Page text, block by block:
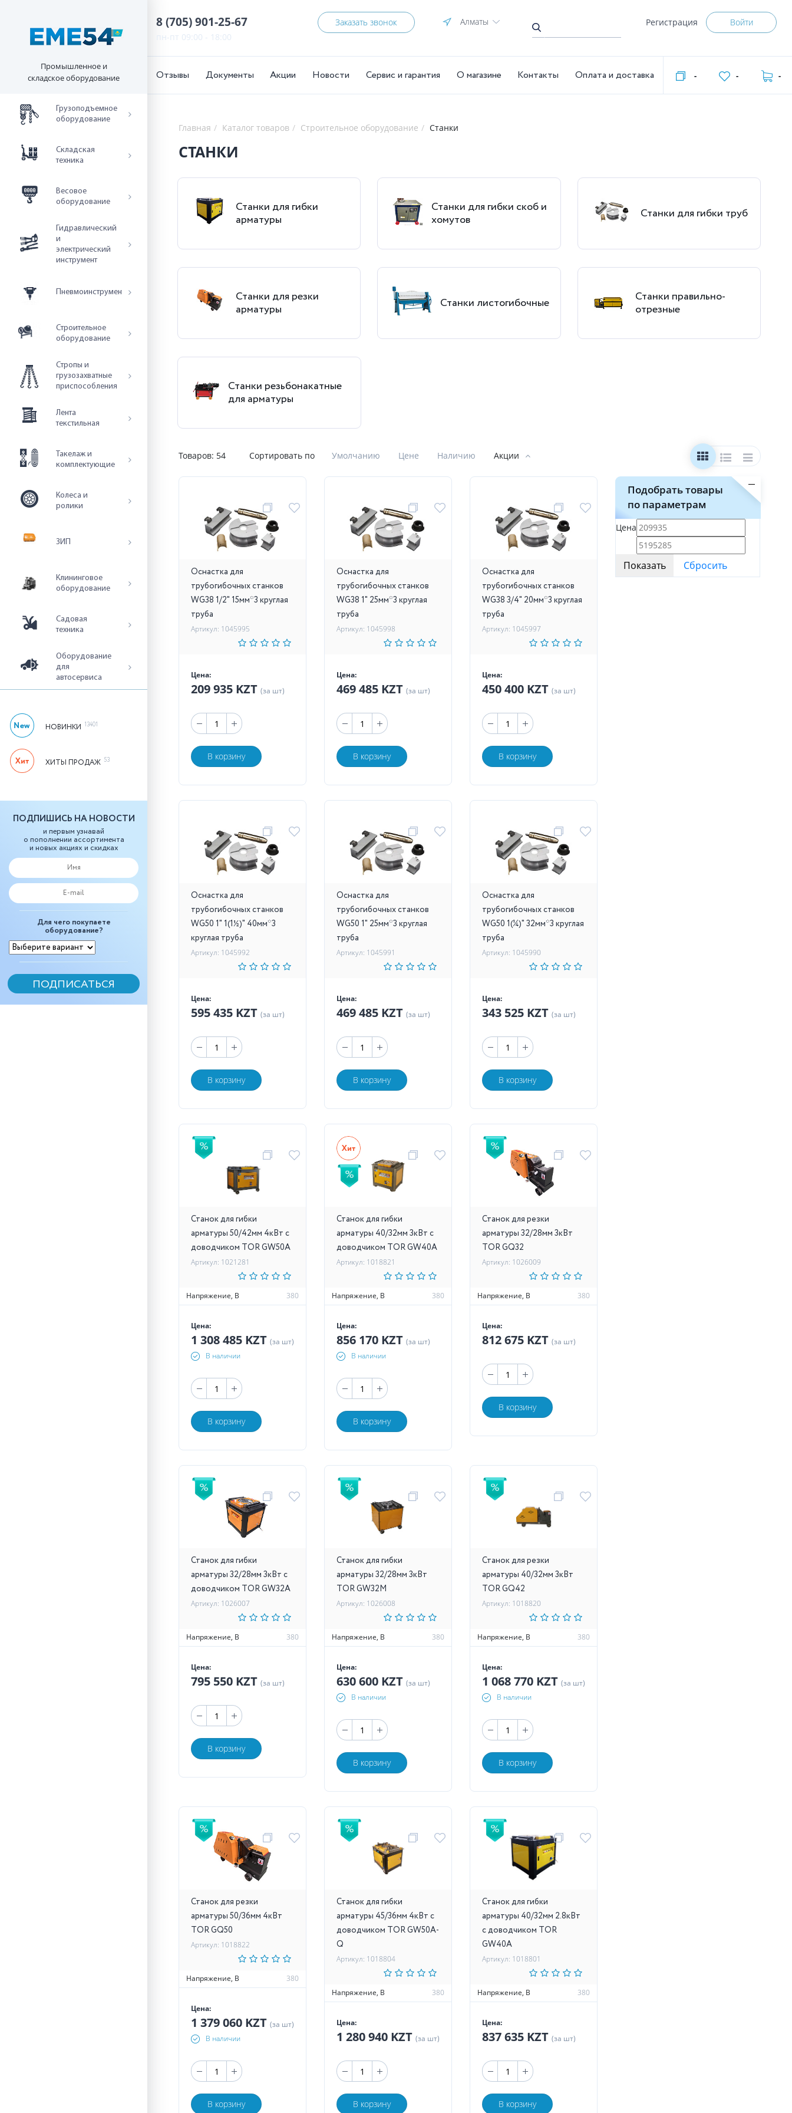
Промышленное и
складское оборудование
Грузоподъемное
оборудование
Складская
техника
Весовое
оборудование
Гидравлический
и
электрический
инструмент
Пневмоинструмент
Строительное
оборудование
Стропы и
грузозахватные
приспособления
Лента
текстильная
Такелаж и
комплектующие
Колеса и
ролики
ЗИП
Клининговое
оборудование
Садовая
техника
Оборудование
для
автосервиса
НОВИНКИ 13401
ХИТЫ ПРОДАЖ 53
ПОДПИШИСЬ НА НОВОСТИ
и первым узнавай
о пополнении ассортимента
и новых акциях и скидках
Для чего покупаете
оборудование?
8 (705) 901-25-67
пн-пт 09:00 - 18:00
Заказать звонок Алматы Регистрация Войти
Отзывы Документы Акции Новости Сервис и гарантия О магазине Контакты Оплата и доставка - - -
Главная Каталог товаров Строительное оборудование Станки
СТАНКИ
Станки для гибки
арматуры
Станки для гибки скоб и
хомутов
Станки для гибки труб
Станки для резки
арматуры
Станки листогибочные
Станки правильно-
отрезные
Станки резьбонакатные
для арматуры
Товаров: 54 Сортировать по Умолчанию Цене Наличию Акции
Подобрать товары
по параметрам
Цена
Оснастка для
трубогибочных станков
WG38 1/2" 15мм*3 круглая
труба
Артикул: 1045995
Цена:
209 935 KZT (за шт)
В корзину
Оснастка для
трубогибочных станков
WG38 1" 25мм*3 круглая
труба
Артикул: 1045998
Цена:
469 485 KZT (за шт)
В корзину
Оснастка для
трубогибочных станков
WG38 3/4" 20мм*3 круглая
труба
Артикул: 1045997
Цена:
450 400 KZT (за шт)
В корзину
Оснастка для
трубогибочных станков
WG50 1" 1(1½)" 40мм*3
круглая труба
Артикул: 1045992
Цена:
595 435 KZT (за шт)
В корзину
Оснастка для
трубогибочных станков
WG50 1" 25мм*3 круглая
труба
Артикул: 1045991
Цена:
469 485 KZT (за шт)
В корзину
Оснастка для
трубогибочных станков
WG50 1(¼)" 32мм*3 круглая
труба
Артикул: 1045990
Цена:
343 525 KZT (за шт)
В корзину
Станок для гибки
арматуры 50/42мм 4кВт с
доводчиком TOR GW50A
Артикул: 1021281
Напряжение, В 380
Цена:
1 308 485 KZT (за шт)
В наличии
В корзину
Станок для гибки
арматуры 40/32мм 3кВт с
доводчиком TOR GW40A
Артикул: 1018821
Напряжение, В 380
Цена:
856 170 KZT (за шт)
В наличии
В корзину
Станок для резки
арматуры 32/28мм 3кВт
TOR GQ32
Артикул: 1026009
Напряжение, В 380
Цена:
812 675 KZT (за шт)
В корзину
Станок для гибки
арматуры 32/28мм 3кВт с
доводчиком TOR GW32A
Артикул: 1026007
Напряжение, В 380
Цена:
795 550 KZT (за шт)
В корзину
Станок для гибки
арматуры 32/28мм 3кВт
TOR GW32M
Артикул: 1026008
Напряжение, В 380
Цена:
630 600 KZT (за шт)
В наличии
В корзину
Станок для резки
арматуры 40/32мм 3кВт
TOR GQ42
Артикул: 1018820
Напряжение, В 380
Цена:
1 068 770 KZT (за шт)
В наличии
В корзину
Станок для резки
арматуры 50/36мм 4кВт
TOR GQ50
Артикул: 1018822
Напряжение, В 380
Цена:
1 379 060 KZT (за шт)
В наличии
В корзину
Станок для гибки
арматуры 45/36мм 4кВт с
доводчиком TOR GW50A-
Q
Артикул: 1018804
Напряжение, В 380
Цена:
1 280 940 KZT (за шт)
В корзину
Станок для гибки
арматуры 40/32мм 2.8кВт
с доводчиком TOR
GW40A
Артикул: 1018801
Напряжение, В 380
Цена:
837 635 KZT (за шт)
В корзину